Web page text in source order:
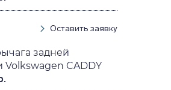
Оставить заявку
задней
Volkswagen CADDY